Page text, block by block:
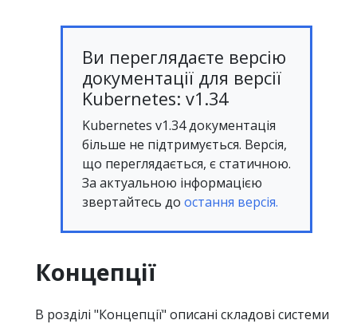
Ви переглядаєте версію
документації для версії
Kubernetes: v1.34
Kubernetes v1.34 документація
більше не підтримується. Версія,
що переглядається, є статичною.
За актуальною інформацією
звертайтесь до остання версія.
Концепції
В розділі "Концепції" описані складові системи